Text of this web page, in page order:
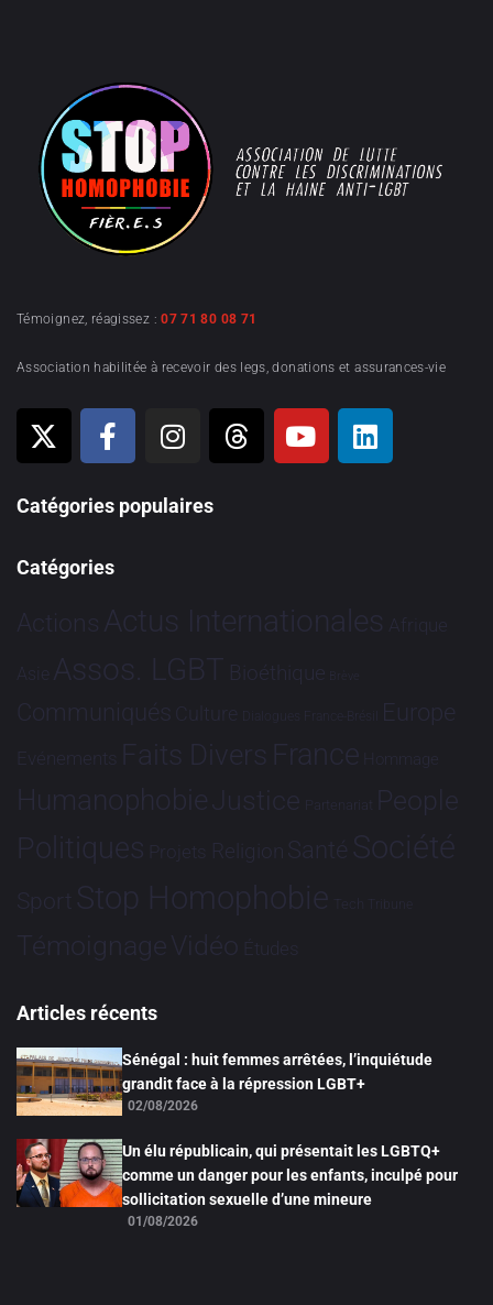
Témoignez, réagissez :07 71 80 08 71
Association habilitée à recevoir des legs, donations et assurances-vie
Catégories populaires
Catégories
Actions Actus Internationales Afrique
Asie Assos. LGBT Bioéthique Brève
Communiqués Culture Dialogues France-Brésil Europe
Evénements Faits Divers France Hommage
HumanophobieJustice Partenariat People
Politiques Projets Religion Santé Société
Sport Stop Homophobie Tech Tribune
TémoignageVidéo Études
Articles récents
Sénégal : huit femmes arrêtées, l’inquiétude
grandit face à la répression LGBT+
02/08/2026
Un élu républicain, qui présentait les LGBTQ+
comme un danger pour les enfants, inculpé pour
sollicitation sexuelle d’une mineure
01/08/2026